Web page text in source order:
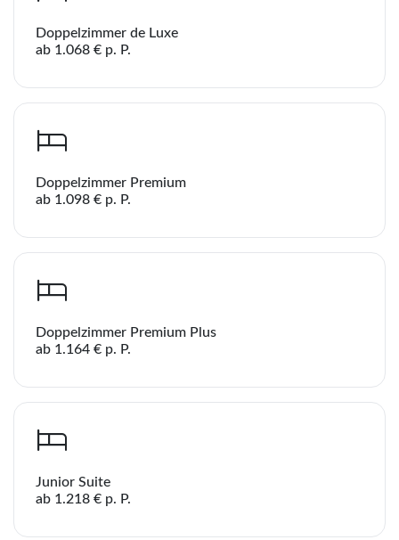
Doppelzimmer de Luxe
ab 1.068 € p. P.
Doppelzimmer Premium
ab 1.098 € p. P.
Doppelzimmer Premium Plus
ab 1.164 € p. P.
Junior Suite
ab 1.218 € p. P.